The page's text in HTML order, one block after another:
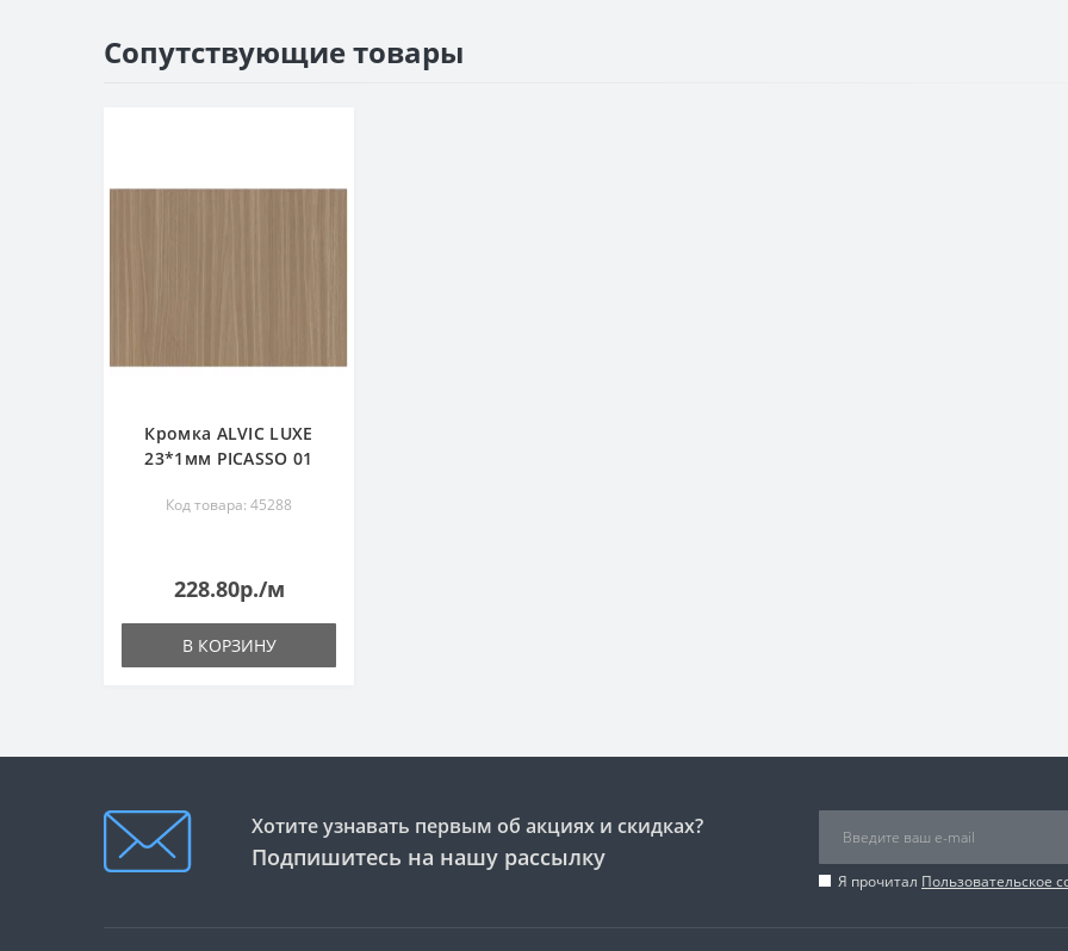
Сопутствующие товары
Кромка ALVIC LUXE
23*1мм PICASSO 01
Код товара: 45288
228.80р./м
В КОРЗИНУ
Хотите узнавать первым об акциях и скидках?
Подпишитесь на нашу рассылку
Я прочитал Пользовательское